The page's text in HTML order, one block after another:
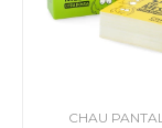
CHAU